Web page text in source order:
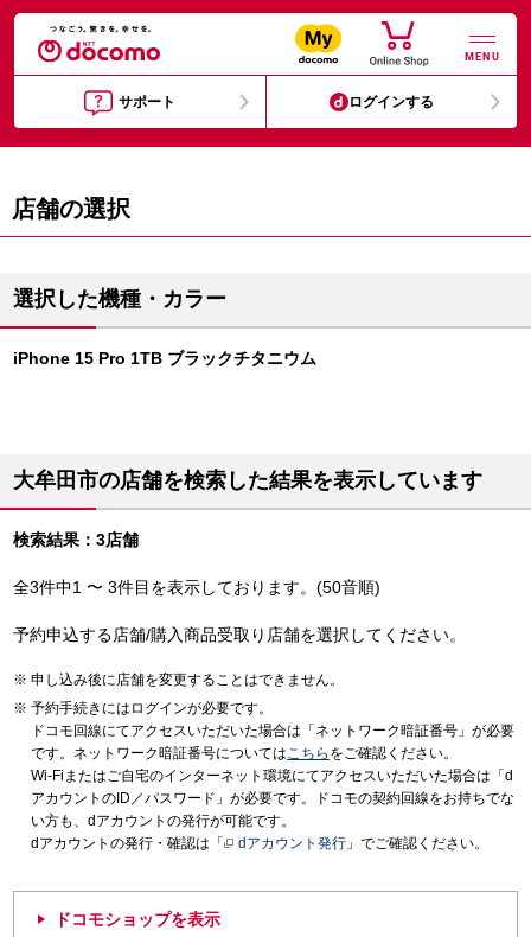
MENU
サポート ログインする
店舗の選択
選択した機種・カラー
iPhone 15 Pro 1TB ブラックチタニウム
大牟田市の店舗を検索した結果を表示しています
検索結果：3店舗
全3件中1 〜 3件目を表示しております。(50音順)
予約申込する店舗/購入商品受取り店舗を選択してください。
申し込み後に店舗を変更することはできません。
予約手続きにはログインが必要です。
ドコモ回線にてアクセスいただいた場合は「ネットワーク暗証番号」が必要
です。ネットワーク暗証番号についてはこちら をご確認ください。
Wi-Fiまたはご自宅のインターネット環境にてアクセスいただいた場合は「d
アカウントのID／パスワード」が必要です。ドコモの契約回線をお持ちでな
い方も、dアカウントの発行が可能です。
dアカウントの発行・確認は「
dアカウント発行 」でご確認ください。
ドコモショップを表示